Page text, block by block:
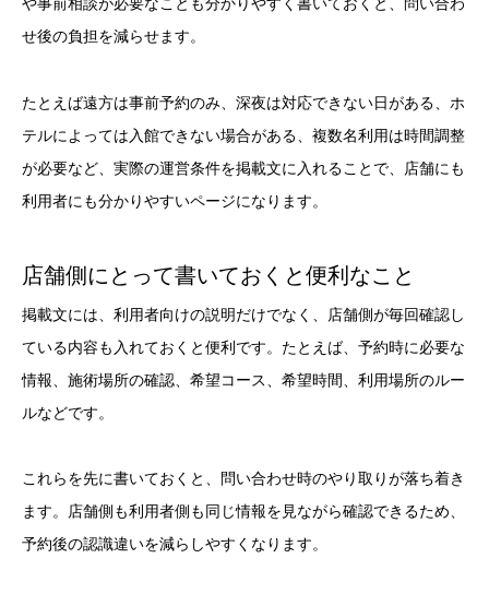
や事前相談が必要なことも分かりやすく書いておくと、問い合わ
せ後の負担を減らせます。
たとえば遠方は事前予約のみ、深夜は対応できない日がある、ホ
テルによっては入館できない場合がある、複数名利用は時間調整
が必要など、実際の運営条件を掲載文に入れることで、店舗にも
利用者にも分かりやすいページになります。
店舗側にとって書いておくと便利なこと
掲載文には、利用者向けの説明だけでなく、店舗側が毎回確認し
ている内容も入れておくと便利です。たとえば、予約時に必要な
情報、施術場所の確認、希望コース、希望時間、利用場所のルー
ルなどです。
これらを先に書いておくと、問い合わせ時のやり取りが落ち着き
ます。店舗側も利用者側も同じ情報を見ながら確認できるため、
予約後の認識違いを減らしやすくなります。